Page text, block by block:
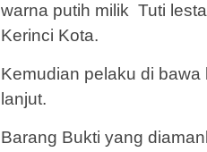
warna putih milik Tuti
Kerinci Kota.
Kemudian pelaku di
lanjut.
Barang Bukti yang